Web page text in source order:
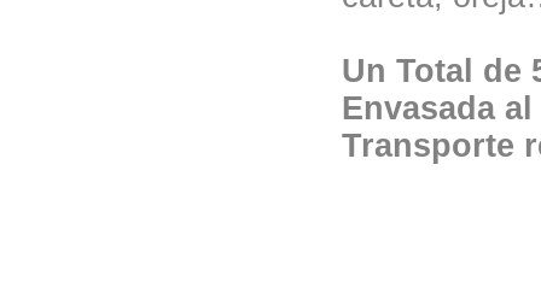
Un Total de
Envasada
Transporte